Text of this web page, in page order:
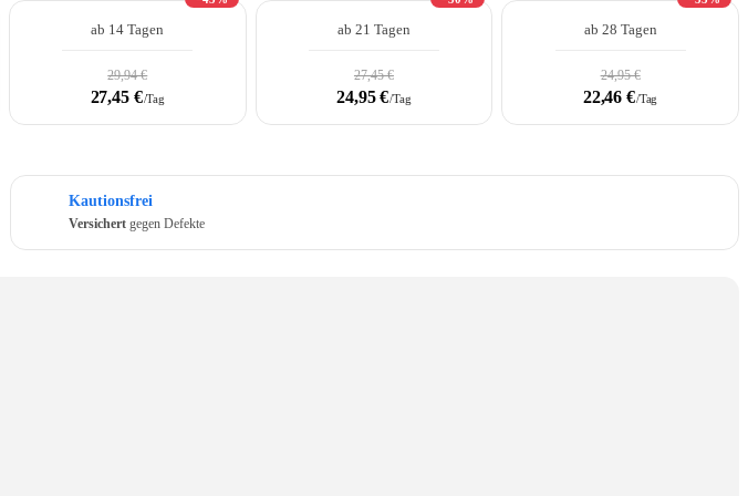
ab 14 Tagen
29,94 €
27,45 €/Tag
ab 21 Tagen
27,45 €
24,95 €/Tag
ab 28 Tagen
24,95 €
22,46 €/Tag
Kautionsfrei
Versichert gegen Defekte